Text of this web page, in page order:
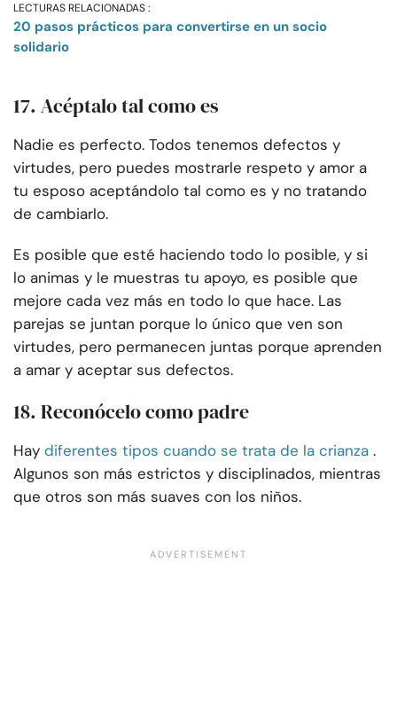
LECTURAS RELACIONADAS :
20 pasos prácticos para convertirse en un socio
solidario
17. Acéptalo tal como es
Nadie es perfecto. Todos tenemos defectos y
virtudes, pero puedes mostrarle respeto y amor a
tu esposo aceptándolo tal como es y no tratando
de cambiarlo.
Es posible que esté haciendo todo lo posible, y si
lo animas y le muestras tu apoyo, es posible que
mejore cada vez más en todo lo que hace. Las
parejas se juntan porque lo único que ven son
virtudes, pero permanecen juntas porque aprenden
a amar y aceptar sus defectos.
18. Reconócelo como padre
Hay diferentes tipos cuando se trata de la crianza .
Algunos son más estrictos y disciplinados, mientras
que otros son más suaves con los niños.